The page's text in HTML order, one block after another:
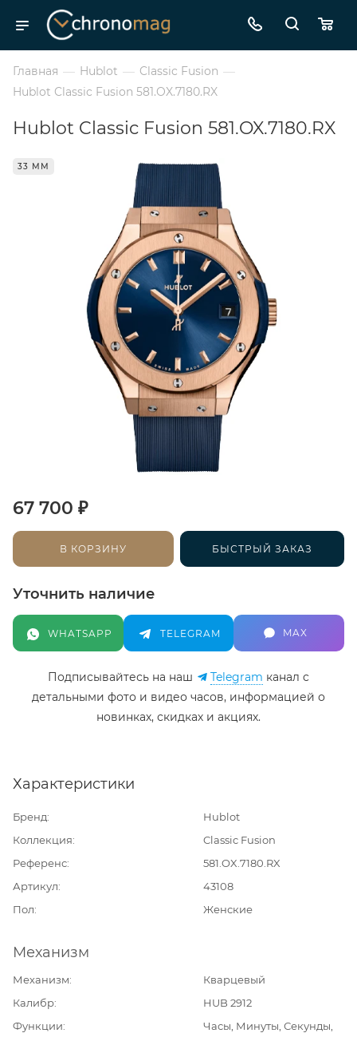
Главная — Hublot — Classic Fusion —
Hublot Classic Fusion 581.OX.7180.RX
Hublot Classic Fusion 581.OX.7180.RX
33 ММ
67 700 ₽
В КОРЗИНУ БЫСТРЫЙ ЗАКАЗ
Уточнить наличие
WHATSAPP TELEGRAM MAX
Подписывайтесь на наш Telegram канал c
детальными фото и видео часов, информацией о
новинках, скидках и акциях.
Характеристики
Бренд
Hublot
Коллекция
Classic Fusion
Референс
581.OX.7180.RX
Артикул
43108
Пол
Женские
Механизм
Механизм
Кварцевый
Калибр
HUB 2912
Функции
Часы, Минуты, Секунды,